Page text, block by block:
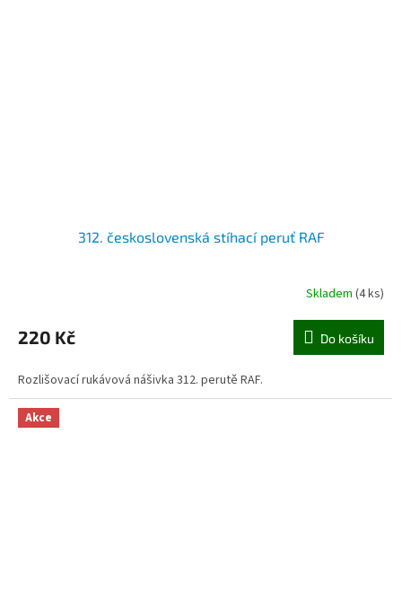
312. československá stíhací peruť RAF
Skladem (4 ks)
220 Kč Do košíku
Rozlišovací rukávová nášivka 312. perutě RAF.
Akce